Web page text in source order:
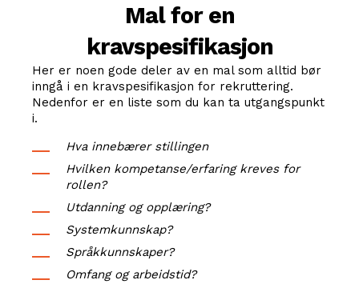
Mal for en
kravspesifikasjon
Her er noen gode deler av en mal som alltid bør
inngå i en kravspesifikasjon for rekruttering.
Nedenfor er en liste som du kan ta utgangspunkt
i.
Hva innebærer stillingen
Hvilken kompetanse/erfaring kreves for
rollen?
Utdanning og opplæring?
Systemkunnskap?
Språkkunnskaper?
Omfang og arbeidstid?